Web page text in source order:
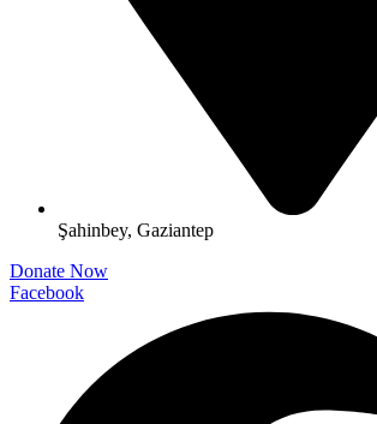
Şahinbey, Gaziantep
Donate Now
Facebook